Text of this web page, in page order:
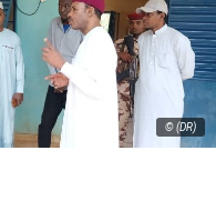
© (DR)